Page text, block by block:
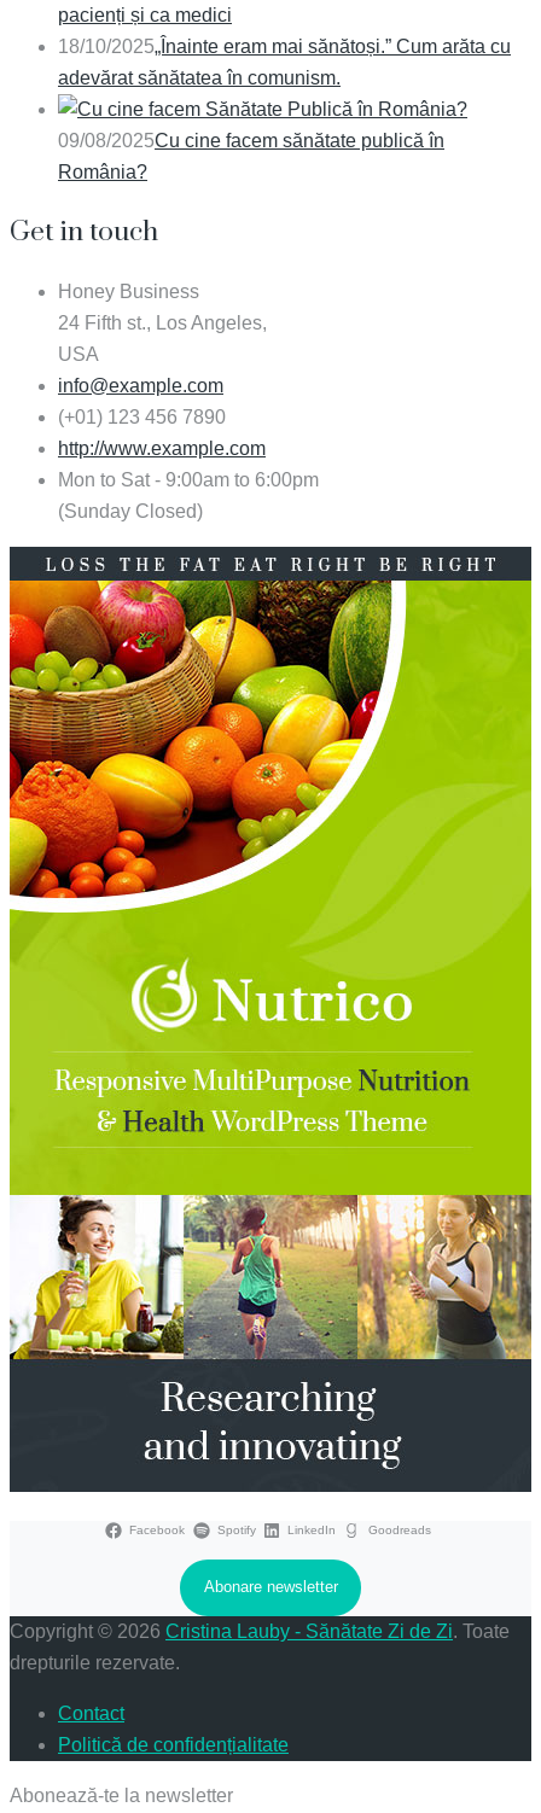
pacienți și ca medici
18/10/2025„Înainte eram mai sănătoși.” Cum arăta cu
adevărat sănătatea în comunism.
09/08/2025Cu cine facem sănătate publică în
România?
Get in touch
Honey Business
24 Fifth st., Los Angeles,
USA
info@example.com
(+01) 123 456 7890
http://www.example.com
Mon to Sat - 9:00am to 6:00pm
(Sunday Closed)
Facebook Spotify LinkedIn Goodreads
Abonare newsletter
Copyright © 2026 Cristina Lauby - Sănătate Zi de Zi. Toate
drepturile rezervate.
Contact
Politică de confidențialitate
Abonează-te la newsletter